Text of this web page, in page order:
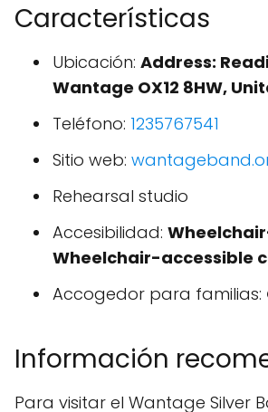
Características
Ubicación: Address:
Wantage OX12 8HW,
Teléfono: 1235767541
Sitio web:
Rehearsal studio
Accesibilidad:
Wheelchair-accessible
Accogedor para familias:
Información
Para visitar el Wantage Silver